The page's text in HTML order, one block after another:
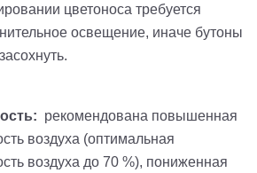
цветоноса требуется
освещение, иначе бутоны
рекомендована повышенная
воздуха (оптимальная
воздуха до 70 %), пониженная